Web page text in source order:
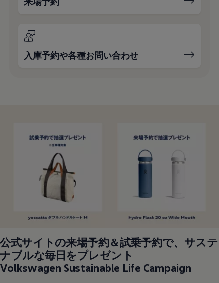
入庫予約や各種お問い合わせ
公式サイトの来場予約＆試乗予約で、サステ
ナブルな毎日をプレゼント
Volkswagen Sustainable Life Campaign